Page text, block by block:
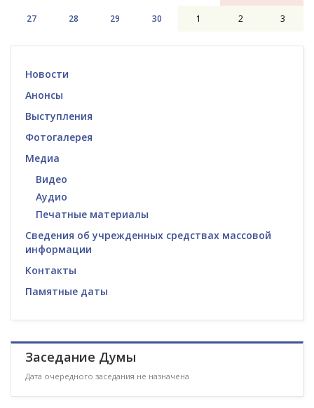
27 28 29 30 1 2 3
Новости
Анонсы
Выступления
Фотогалерея
Медиа
Видео
Аудио
Печатные материалы
Сведения об учрежденных средствах массовой
информации
Контакты
Памятные даты
Заседание Думы
Дата очередного заседания не назначена